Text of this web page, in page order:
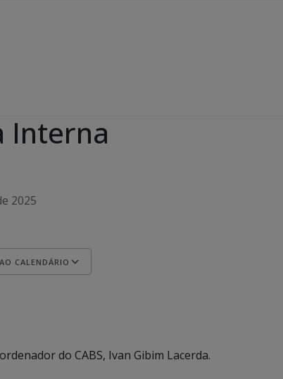
Interna
2025
CALENDÁRIO
do CABS, Ivan Gibim Lacerda.